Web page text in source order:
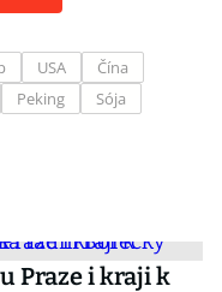
USA
Čína
Peking
Sója
Praze i kraji k